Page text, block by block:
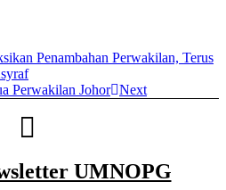
Penambahan Perwakilan, Terus
Perwakilan Johor Next
UMNOPG